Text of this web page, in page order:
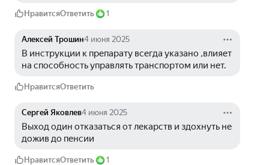
НравитсяОтветить 1
Алексей Трошин4 июня 2025
В инструкции к препарату всегда указано ,влияет
на способность управлять транспортом или нет.
НравитсяОтветить
Сергей Яковлев4 июня 2025
Выход один отказаться от лекарств и здохнуть не
дожив до пенсии
НравитсяОтветить 1